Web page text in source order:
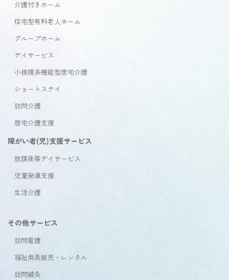
介護付きホーム
住宅型有料老人ホーム
グループホーム
デイサービス
小規模多機能型居宅介護
ショートステイ
訪問介護
居宅介護支援
障がい者(児)支援サービス
放課後等デイサービス
児童発達支援
生活介護
その他サービス
訪問看護
福祉用具販売・レンタル
訪問鍼灸